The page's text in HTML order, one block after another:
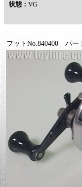
状態： VG
フットNo.840400 パ